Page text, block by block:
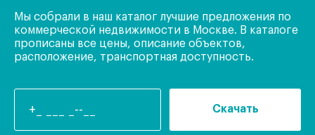
Мы собрали в наш каталог лучшие предложения по
коммерческой недвижимости в Москве. В каталоге
прописаны все цены, описание объектов,
расположение, транспортная доступность.
Скачать